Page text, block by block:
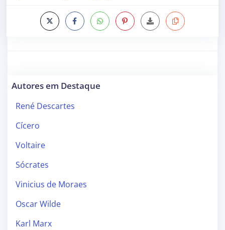
Autores em Destaque
René Descartes
Cícero
Voltaire
Sócrates
Vinicius de Moraes
Oscar Wilde
Karl Marx